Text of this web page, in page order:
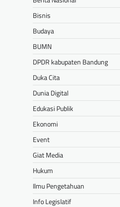
Bisnis
Budaya
BUMN
DPDR kabupaten Bandung
Duka Cita
Dunia Digital
Edukasi Publik
Ekonomi
Event
Giat Media
Hukum
Ilmu Pengetahuan
Info Legislatif